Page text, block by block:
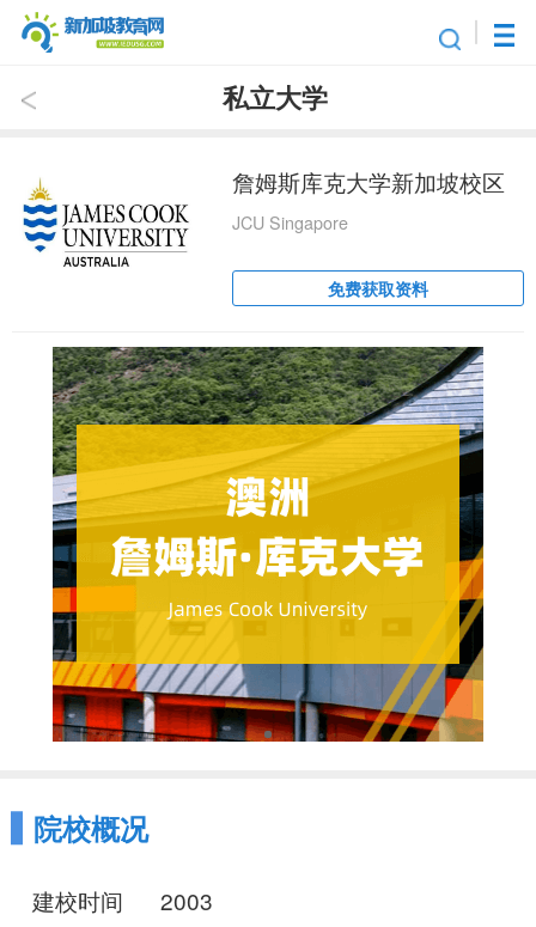
私立大学
詹姆斯库克大学新加坡校区
JCU Singapore
免费获取资料
院校概况
建校时间
2003